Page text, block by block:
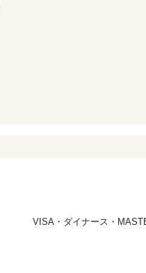
VISA・ダイナース・